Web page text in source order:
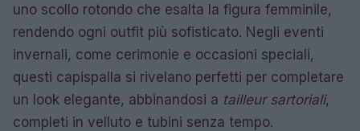
uno scollo rotondo che esalta la figura femminile,
rendendo ogni outfit più sofisticato. Negli eventi
invernali, come cerimonie e occasioni speciali,
questi capispalla si rivelano perfetti per completare
un look elegante, abbinandosi a tailleur sartoriali,
completi in velluto e tubini senza tempo.